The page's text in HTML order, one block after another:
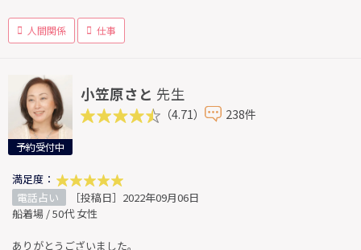
人間関係 仕事
予約受付中
小笠原さと 先生
（4.71） 238件
満足度：
電話占い
［投稿日］2022年09月06日
船着場 / 50代 女性
ありがとうございました。